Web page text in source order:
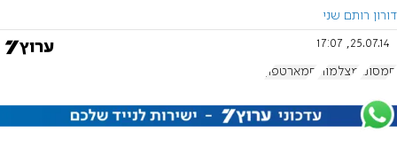
דורון רותם שני
25.07.14, 17:07
סמסונג מצלמות סמארטפון